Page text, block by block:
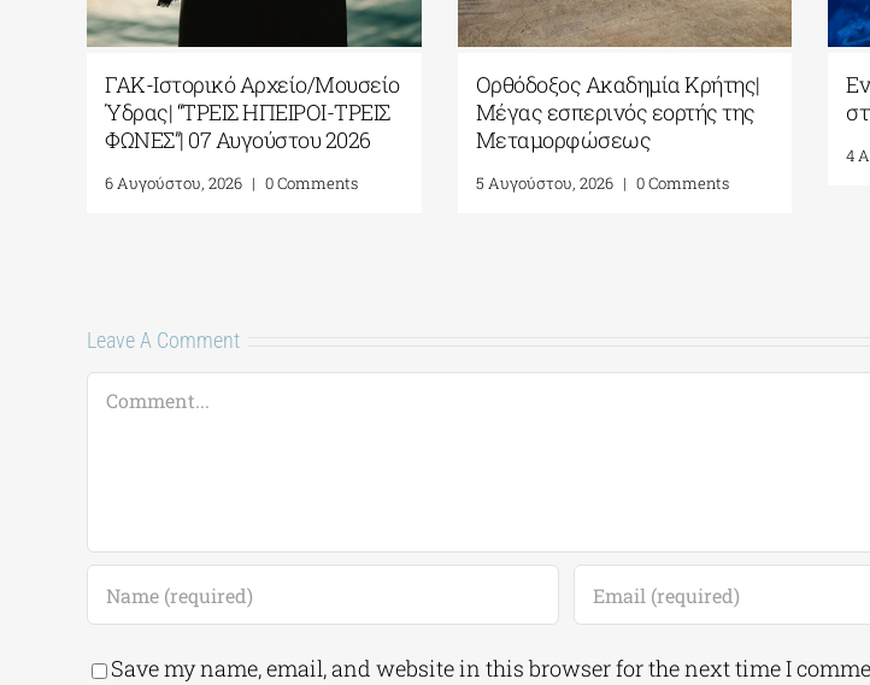
ΓΑΚ-Ιστορικό Αρχείο/Μουσείο
Ύδρας| “ΤΡΕΙΣ ΗΠΕΙΡΟΙ-ΤΡΕΙΣ
ΦΩΝΕΣ”| 07 Αυγούστου 2026
6 Αυγούστου, 2026 | 0 Comments
Ορθόδοξος Ακαδημία Κρήτης|
Μέγας εσπερινός εορτής της
Μεταμορφώσεως
5 Αυγούστου, 2026 | 0 Comments
4
Leave A Comment
Comment
Save my name, email, and website in this browser for the next time I